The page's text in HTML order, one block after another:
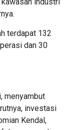
industri
terdapat 132
dan 30
menyambut
investasi
Kendal,